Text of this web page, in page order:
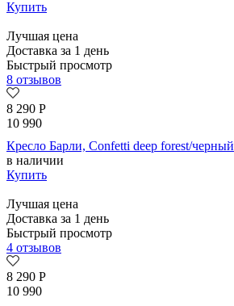
Купить
Лучшая цена
Доставка за 1 день
Быстрый просмотр
8 отзывов
8 290 Р
10 990
Кресло Барли, Confetti deep forest/черный
в наличии
Купить
Лучшая цена
Доставка за 1 день
Быстрый просмотр
4 отзывов
8 290 Р
10 990